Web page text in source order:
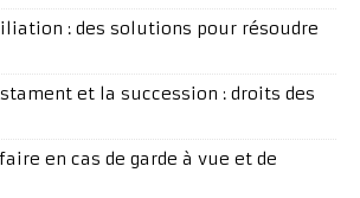
: des solutions pour résoudre
et la succession : droits des
en cas de garde à vue et de